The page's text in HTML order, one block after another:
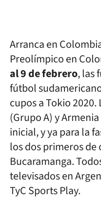
Arranca en
Preolímpico en
al 9 de febrero, las
fútbol
cupos a Tokio 2020.
(Grupo A) y
inicial, y ya para la
los dos primeros de
Bucaramanga.
televisados en
TyC Sports Play.